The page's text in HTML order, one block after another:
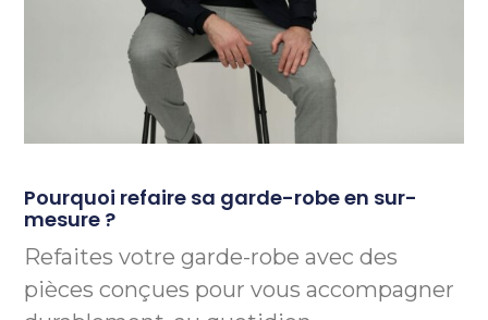
Pourquoi refaire sa garde-robe en sur-
mesure ?
Refaites votre garde-robe avec des
pièces conçues pour vous accompagner